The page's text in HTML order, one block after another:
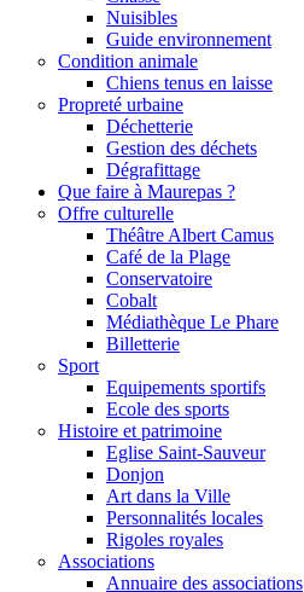
Nuisibles
Guide environnement
Condition animale
Chiens tenus en laisse
Propreté urbaine
Déchetterie
Gestion des déchets
Dégrafittage
Que faire à Maurepas ?
Offre culturelle
Théâtre Albert Camus
Café de la Plage
Conservatoire
Cobalt
Médiathèque Le Phare
Billetterie
Sport
Equipements sportifs
Ecole des sports
Histoire et patrimoine
Eglise Saint-Sauveur
Donjon
Art dans la Ville
Personnalités locales
Rigoles royales
Associations
Annuaire des associations